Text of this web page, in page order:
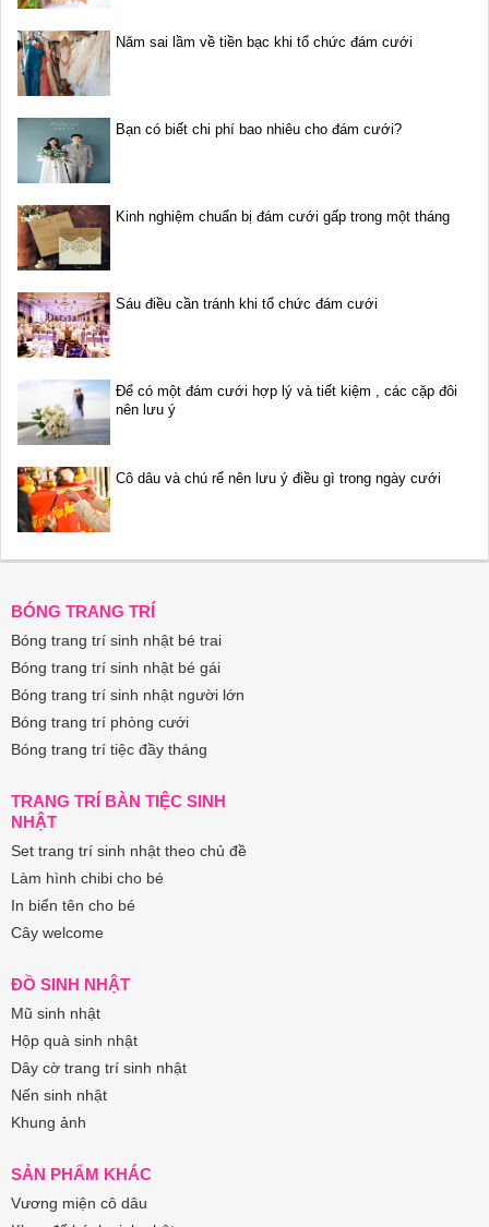
Năm sai lầm về tiền bạc khi tổ chức đám cưới
Bạn có biết chi phí bao nhiêu cho đám cưới?
Kinh nghiệm chuẩn bị đám cưới gấp trong một tháng
Sáu điều cần tránh khi tổ chức đám cưới
Để có một đám cưới hợp lý và tiết kiệm , các cặp đôi
nên lưu ý
Cô dâu và chú rể nên lưu ý điều gì trong ngày cưới
BÓNG TRANG TRÍ
Bóng trang trí sinh nhật bé trai
Bóng trang trí sinh nhật bé gái
Bóng trang trí sinh nhật người lớn
Bóng trang trí phòng cưới
Bóng trang trí tiệc đầy tháng
TRANG TRÍ BÀN TIỆC SINH
NHẬT
Set trang trí sinh nhật theo chủ đề
Làm hình chibi cho bé
In biển tên cho bé
Cây welcome
ĐỒ SINH NHẬT
Mũ sinh nhật
Hộp quà sinh nhật
Dây cờ trang trí sinh nhật
Nến sinh nhật
Khung ảnh
SẢN PHẨM KHÁC
Vương miện cô dâu